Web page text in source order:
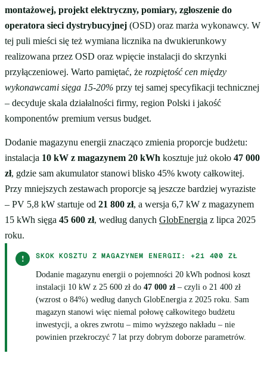
montażowej, projekt elektryczny, pomiary, zgłoszenie do
operatora sieci dystrybucyjnej (OSD) oraz marża wykonawcy. W
tej puli mieści się też wymiana licznika na dwukierunkowy
realizowana przez OSD oraz wpięcie instalacji do skrzynki
przyłączeniowej. Warto pamiętać, że rozpiętość cen między
wykonawcami sięga 15-20% przy tej samej specyfikacji technicznej
– decyduje skala działalności firmy, region Polski i jakość
komponentów premium versus budget.
Dodanie magazynu energii znacząco zmienia proporcje budżetu:
instalacja 10 kW z magazynem 20 kWh kosztuje już około 47 000
zł, gdzie sam akumulator stanowi blisko 45% kwoty całkowitej.
Przy mniejszych zestawach proporcje są jeszcze bardziej wyraziste
– PV 5,8 kW startuje od 21 800 zł, a wersja 6,7 kW z magazynem
15 kWh sięga 45 600 zł, według danych GlobEnergia z lipca 2025
roku.
! SKOK KOSZTU Z MAGAZYNEM ENERGII: +21 400 ZŁ
Dodanie magazynu energii o pojemności 20 kWh podnosi koszt
instalacji 10 kW z 25 600 zł do 47 000 zł – czyli o 21 400 zł
(wzrost o 84%) według danych GlobEnergia z 2025 roku. Sam
magazyn stanowi więc niemal połowę całkowitego budżetu
inwestycji, a okres zwrotu – mimo wyższego nakładu – nie
powinien przekroczyć 7 lat przy dobrym doborze parametrów.